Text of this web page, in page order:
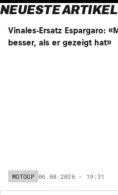
NEUESTE ARTIKEL
MOTOGP 06.08.2026 - 19:31